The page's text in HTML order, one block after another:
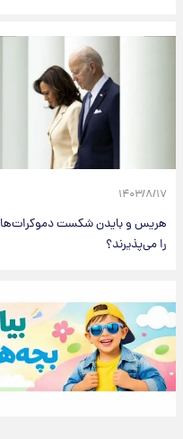
۱۴۰۳/۸/۱۷
هریس و بایدن شکست دموکرات‌ها
را می‌پذیرند؟